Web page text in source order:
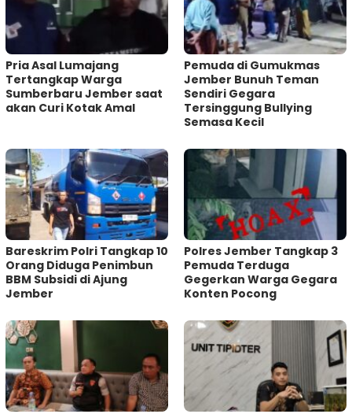
Pria Asal Lumajang
Tertangkap Warga
Sumberbaru Jember saat
akan Curi Kotak Amal
Pemuda di Gumukmas
Jember Bunuh Teman
Sendiri Gegara
Tersinggung Bullying
Semasa Kecil
Bareskrim Polri Tangkap 10
Orang Diduga Penimbun
BBM Subsidi di Ajung
Jember
Polres Jember Tangkap 3
Pemuda Terduga
Gegerkan Warga Gegara
Konten Pocong